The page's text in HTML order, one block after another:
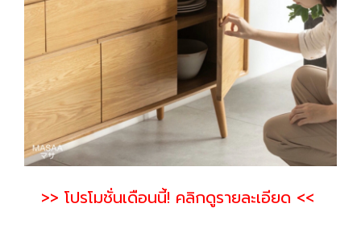
>> โปรโมชั่นเดือนนี้! คลิกดูรายละเอียด <<